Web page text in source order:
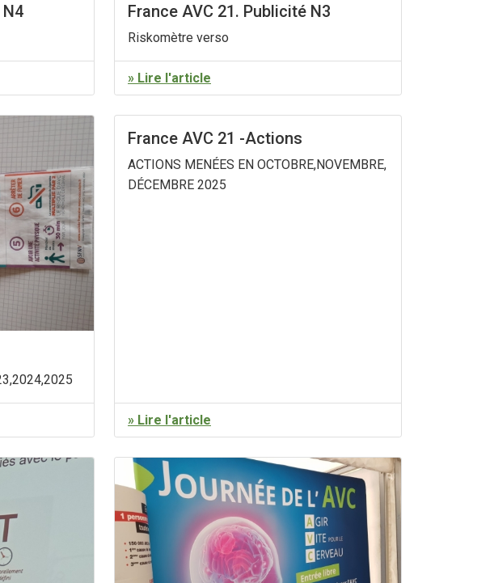
France AVC 21. Publicité N3
Riskomètre verso
» Lire l'article
France AVC 21 -Actions
ACTIONS MENÉES EN OCTOBRE,NOVEMBRE,
DÉCEMBRE 2025
» Lire l'article